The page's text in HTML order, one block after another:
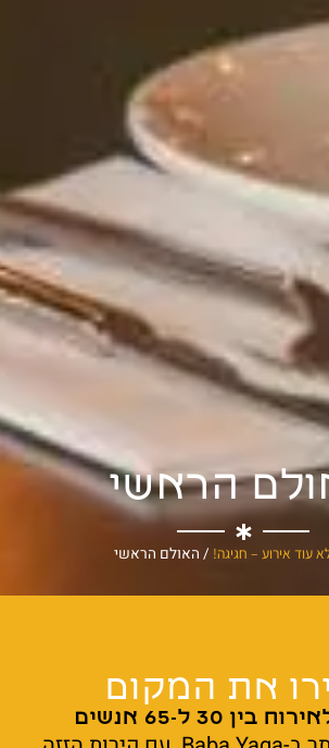
הראשי
עוד אירוע – חגיגה! / האולם הראשי
את המקום
30 ל-65 אנשים